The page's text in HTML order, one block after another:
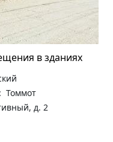
в зданиях
Томмот
д. 2